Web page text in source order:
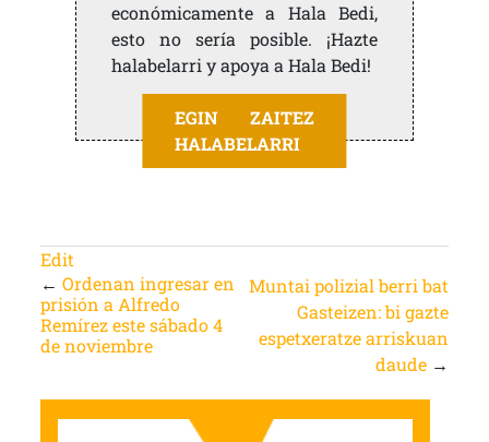
económicamente a Hala Bedi,
esto no sería posible. ¡Hazte
halabelarri y apoya a Hala Bedi!
EGIN ZAITEZ
HALABELARRI
Edit
← Ordenan ingresar en
prisión a Alfredo
Remírez este sábado 4
de noviembre
Muntai polizial berri bat
Gasteizen: bi gazte
espetxeratze arriskuan
daude →